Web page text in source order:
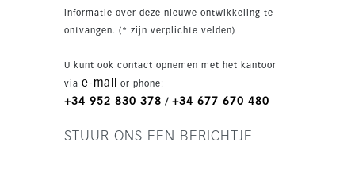
en wellnessruimte, speelkamer, wijnkelder,
woning is verder uitgerust met privéparkeren,
airconditioning, inbouwkasten en een
alarmsysteem.
informatie over deze nieuwe ontwikkeling te
ontvangen. (* zijn verplichte velden)
U kunt ook contact opnemen met het kantoor
via e-mail or phone:
+34 952 830 378 / +34 677 670 480
STUUR ONS EEN BERICHTJE